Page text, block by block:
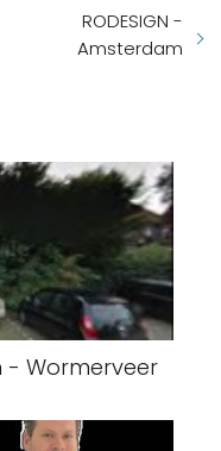
RODESIGN -
Amsterdam
- Wormerveer